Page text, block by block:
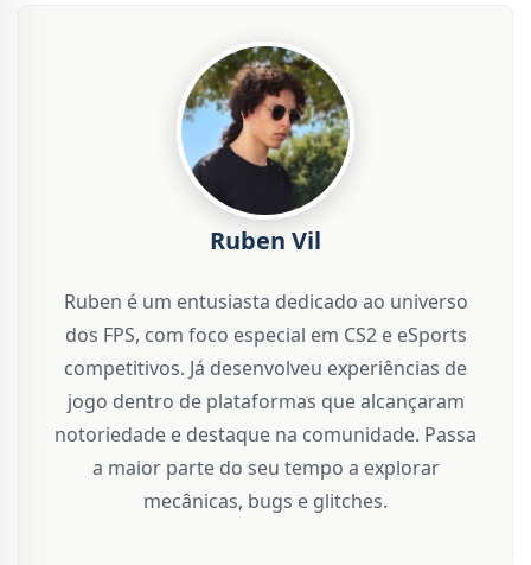
Ruben Vil
Ruben é um entusiasta dedicado ao universo
dos FPS, com foco especial em CS2 e eSports
competitivos. Já desenvolveu experiências de
jogo dentro de plataformas que alcançaram
notoriedade e destaque na comunidade. Passa
a maior parte do seu tempo a explorar
mecânicas, bugs e glitches.